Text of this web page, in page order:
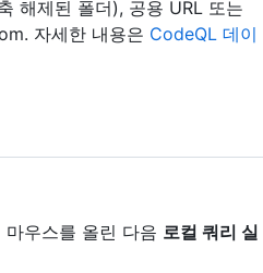
해제된 폴더), 공용 URL 또는
자세한 내용은 CodeQL 데이
우스를 올린 다음 로컬 쿼리 실